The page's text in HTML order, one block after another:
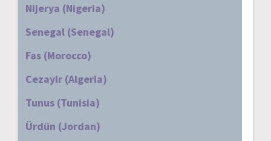
Nijerya (Nigeria)
Senegal (Senegal)
Fas (Morocco)
Cezayir (Algeria)
Tunus (Tunisia)
Ürdün (Jordan)